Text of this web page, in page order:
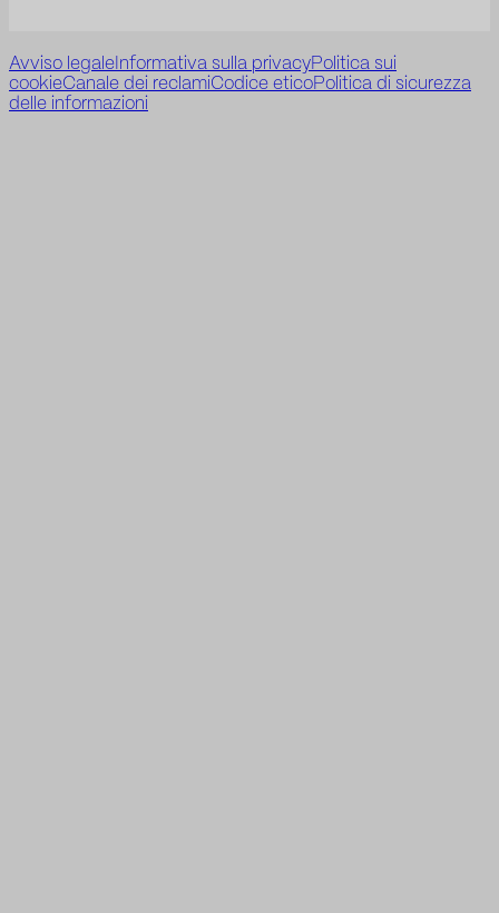
Avviso legale Informativa sulla privacyPolitica sui
cookieCanale dei reclamiCodice eticoPolitica di sicurezza
delle informazioni